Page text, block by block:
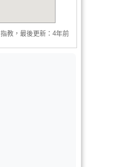
指教，最後更新：4年前